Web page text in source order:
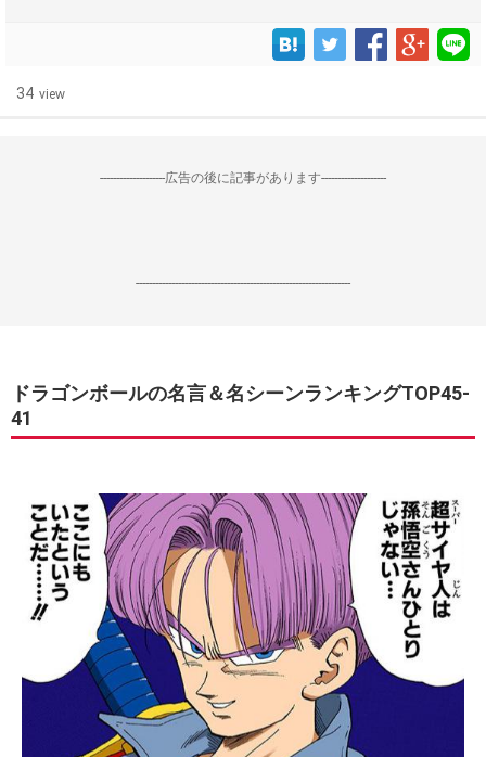
34 view
--------------------広告の後に記事があります--------------------
------------------------------------------------------------------
ドラゴンボールの名言＆名シーンランキングTOP45-
41